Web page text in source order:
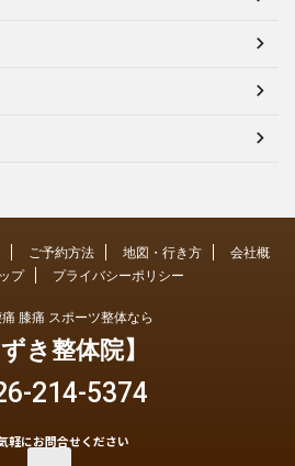
ご予約方法 地図・行き方
会社概
プ プライバシーポリシー
膝痛 スポーツ整体なら
ずき整体院】
214-5374
軽にお問合せください